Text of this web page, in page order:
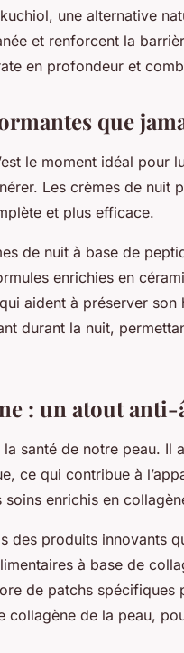
une alternative
et renforcent la
en profondeur et
que
le moment idéal pour
Les crèmes de nuit
et plus efficace.
de nuit à base de
enrichies en
aident à préserver
durant la nuit,
: un atout anti-
santé de notre peau. Il
ce qui contribue à
soins enrichis en
des produits innovants
à base de
de patchs spécifiques
collagène de la peau,